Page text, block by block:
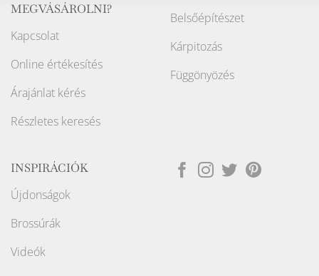
MEGVÁSÁROLNI?
Kapcsolat
Online értékesítés
Árajánlat kérés
Részletes keresés
Belsőépítészet
Kárpitozás
Függönyözés
INSPIRÁCIÓK
Újdonságok
Brossúrák
Videók